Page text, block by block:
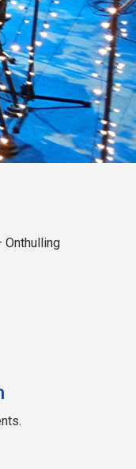
Onthulling